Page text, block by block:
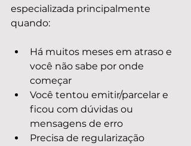
especializada principalmente
quando:
Há muitos meses em atraso e
você não sabe por onde
começar
Você tentou emitir/parcelar e
ficou com dúvidas ou
mensagens de erro
Precisa de regularização